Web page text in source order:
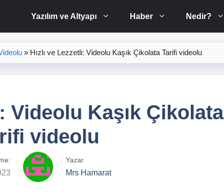
Yazılım ve Altyapı Haber Nedir?
» Hızlı ve Lezzetli: Videolu Kaşık Çikolata Tarifi videolu
Videolu Kaşık Çikolata
videolu
Yazar
Mrs Hamarat